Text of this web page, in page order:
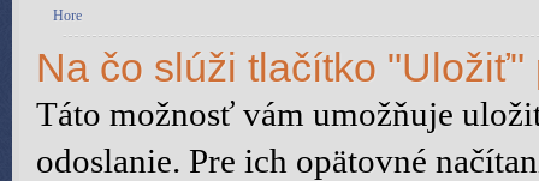
Hore
Na čo slúži tlačítko
Táto možnosť vám umožňuje
odoslanie. Pre ich opätovné